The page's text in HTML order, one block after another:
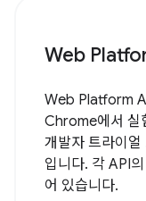
Web
Web Platform
Chrome에서 실
개발자 트라이
입니다. 각 API
어 있습니다.